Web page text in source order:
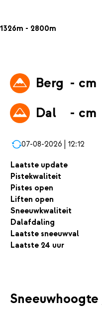
1326m - 2800m
Berg - cm
Dal
- cm
07-08-2026 | 12:12
Laatste update
Pistekwaliteit
Pistes open
Liften open
Sneeuwkwaliteit
Dalafdaling
Laatste sneeuwval
Laatste 24 uur
Sneeuwhoogte